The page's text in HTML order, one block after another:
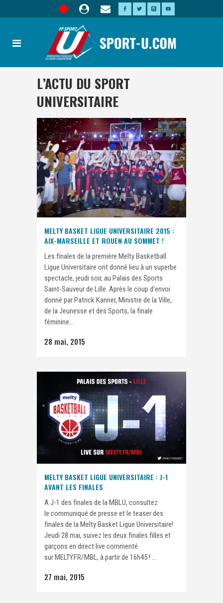
L’ACTU DU SPORT
UNIVERSITAIRE
MELTY BASKET LIGUE UNIVERSITAIRE 2015 :
AIX-MARSEILLE ET ROUEN AU SOMMET !
Les finales de la première Melty Basketball
Ligue Universitaire ont donné lieu à un superbe
spectacle, jeudi soir, au Palais des Sports
Saint-Sauveur de Lille. Après le coup d'envoi
donné par Patrick Kanner, Ministre de la Ville,
de la Jeunesse et des Sports, la finale
féminine...
28 mai, 2015
MELTY BASKET LIGUE UNIVERSITAIRE : J-1
AVANT LES FINALES
A J-1 des finales de la MBLU, consultez
le communiqué de presse et le teaser des
finales de la Melty Basket Ligue Universitaire!
Jeudi 28 mai, suivez les deux finales filles et
garçons en direct live commenté
sur MELTY.FR/MBL, à partir de 16h45 ! ...
27 mai, 2015